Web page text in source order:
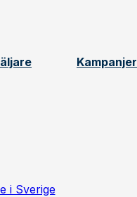
Kampanjer
i Sverige